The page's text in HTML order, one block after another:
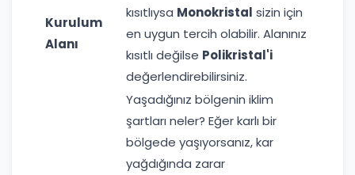
Kurulum
Alanı
kısıtlıysa Monokristal sizin için
en uygun tercih olabilir. Alanınız
kısıtlı değilse Polikristal'i
değerlendirebilirsiniz.
Yaşadığınız bölgenin iklim
şartları neler? Eğer karlı bir
bölgede yaşıyorsanız, kar
yağdığında zarar